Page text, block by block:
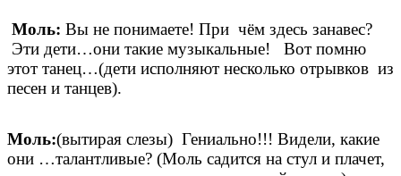
Моль: Вы не понимаете! При чём здесь занавес?
Эти дети…они такие музыкальные! Вот помню
этот танец…(дети исполняют несколько отрывков из
песен и танцев).
Моль:(вытирая слезы) Гениально!!! Видели, какие
они …талантливые? (Моль садится на стул и плачет,